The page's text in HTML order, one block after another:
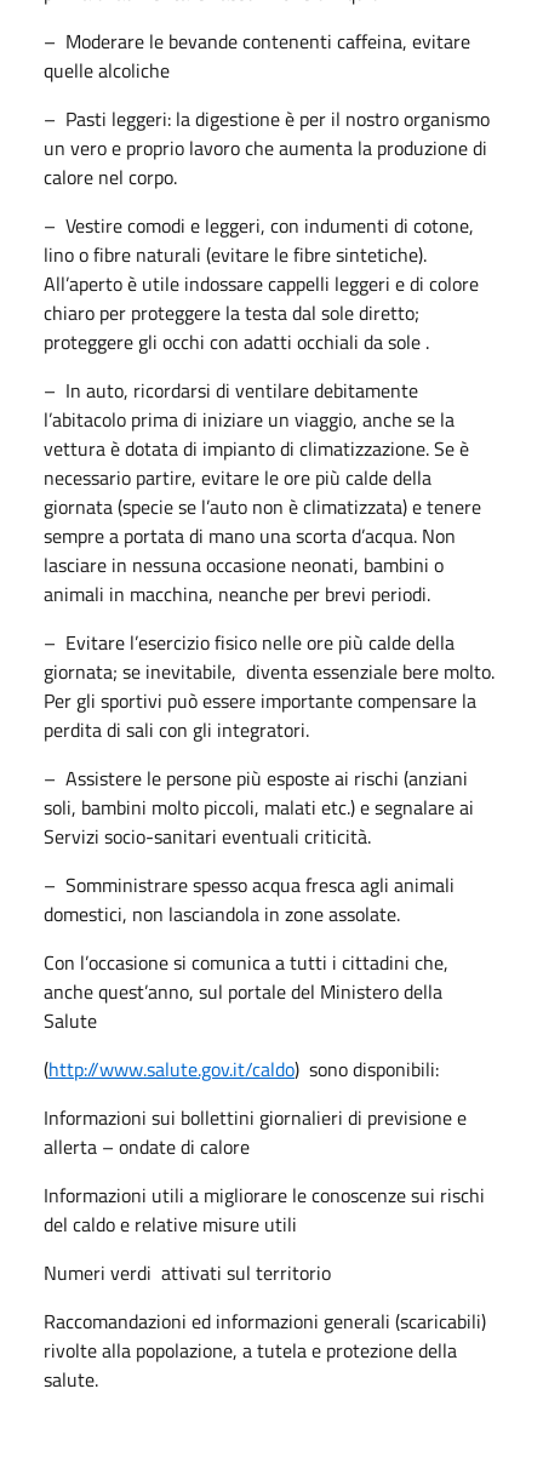
– Moderare le bevande contenenti caffeina, evitare
quelle alcoliche
– Pasti leggeri: la digestione è per il nostro organismo
un vero e proprio lavoro che aumenta la produzione di
calore nel corpo.
– Vestire comodi e leggeri, con indumenti di cotone,
lino o fibre naturali (evitare le fibre sintetiche).
All’aperto è utile indossare cappelli leggeri e di colore
chiaro per proteggere la testa dal sole diretto;
proteggere gli occhi con adatti occhiali da sole .
– In auto, ricordarsi di ventilare debitamente
l’abitacolo prima di iniziare un viaggio, anche se la
vettura è dotata di impianto di climatizzazione. Se è
necessario partire, evitare le ore più calde della
giornata (specie se l’auto non è climatizzata) e tenere
sempre a portata di mano una scorta d’acqua. Non
lasciare in nessuna occasione neonati, bambini o
animali in macchina, neanche per brevi periodi.
– Evitare l’esercizio fisico nelle ore più calde della
giornata; se inevitabile, diventa essenziale bere molto.
Per gli sportivi può essere importante compensare la
perdita di sali con gli integratori.
– Assistere le persone più esposte ai rischi (anziani
soli, bambini molto piccoli, malati etc.) e segnalare ai
Servizi socio-sanitari eventuali criticità.
– Somministrare spesso acqua fresca agli animali
domestici, non lasciandola in zone assolate.
Con l’occasione si comunica a tutti i cittadini che,
anche quest’anno, sul portale del Ministero della
Salute
(http://www.salute.gov.it/caldo) sono disponibili:
Informazioni sui bollettini giornalieri di previsione e
allerta – ondate di calore
Informazioni utili a migliorare le conoscenze sui rischi
del caldo e relative misure utili
Numeri verdi attivati sul territorio
Raccomandazioni ed informazioni generali (scaricabili)
rivolte alla popolazione, a tutela e protezione della
salute.